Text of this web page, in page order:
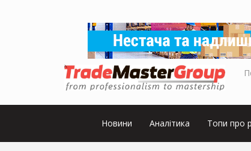
Новини Аналітика Топи про